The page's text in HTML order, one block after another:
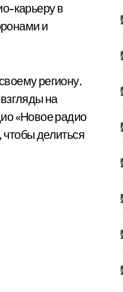
карьеру в
и
региону.
на
«Новое радио
чтобы делиться